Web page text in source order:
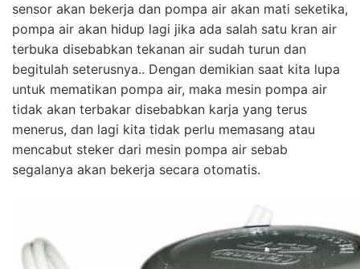
sensor akan bekerja dan pompa air akan mati seketika,
pompa air akan hidup lagi jika ada salah satu kran air
terbuka disebabkan tekanan air sudah turun dan
begitulah seterusnya.. Dengan demikian saat kita lupa
untuk mematikan pompa air, maka mesin pompa air
tidak akan terbakar disebabkan karja yang terus
menerus, dan lagi kita tidak perlu memasang atau
mencabut steker dari mesin pompa air sebab
segalanya akan bekerja secara otomatis.